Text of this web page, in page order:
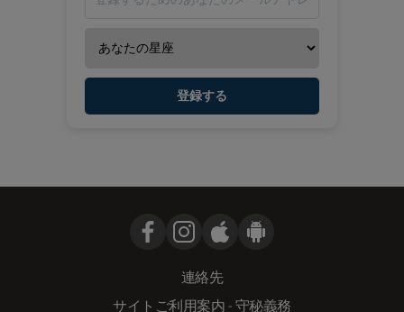
登録する
連絡先
サイトご利用案内-守秘義務